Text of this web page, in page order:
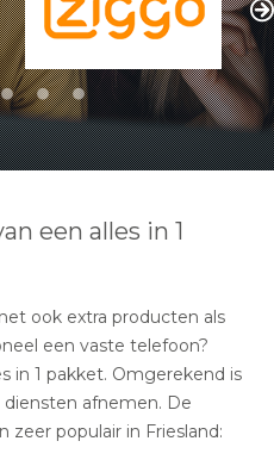
een alles in 1
ook extra producten als
een vaste telefoon?
in 1 pakket. Omgerekend is
afnemen. De
zeer populair in Friesland: